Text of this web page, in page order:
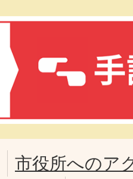
市役所へのア